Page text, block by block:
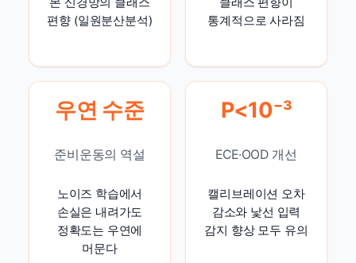
편향 (일원분산분석)
통계적으로 사라짐
우연 수준
준비운동의 역설
노이즈 학습에서
손실은 내려가도
정확도는 우연에
머문다
P<10⁻³
ECE·OOD 개선
캘리브레이션 오차
감소와 낯선 입력
감지 향상 모두 유의